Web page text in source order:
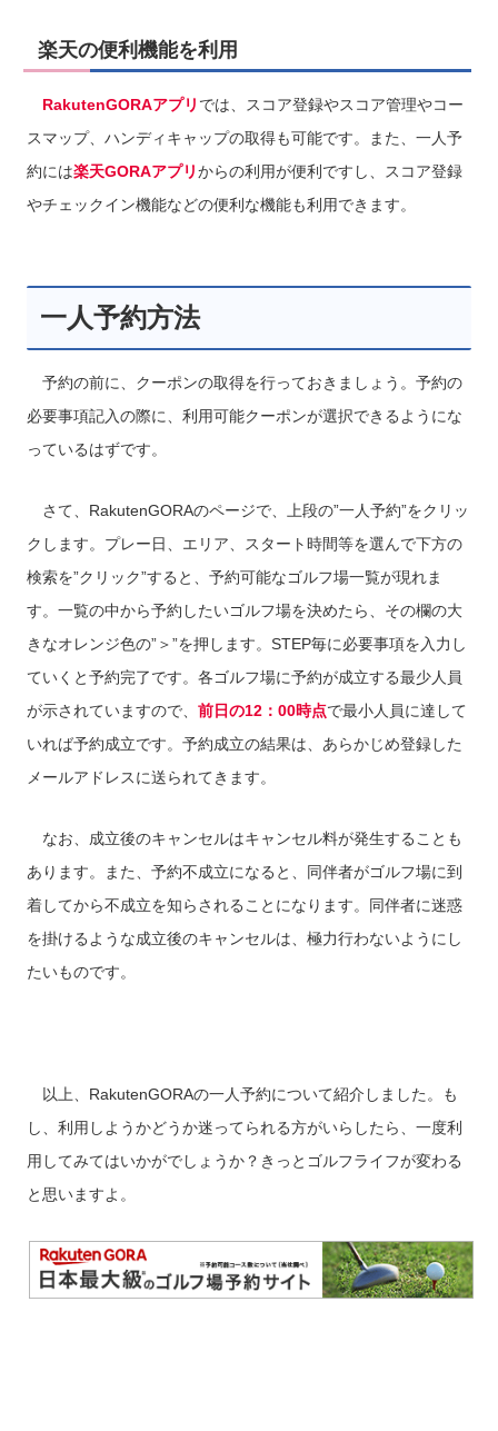
楽天の便利機能を利用
RakutenGORAアプリ では、スコア登録やスコア管理やコー
スマップ、ハンディキャップの取得も可能です。また、一人予
約には楽天GORAアプリからの利用が便利ですし、スコア登録
やチェックイン機能などの便利な機能も利用できます。
一人予約方法
予約の前に、クーポンの取得を行っておきましょう。予約の
必要事項記入の際に、利用可能クーポンが選択できるようにな
っているはずです。
さて、RakutenGORAのページで、上段の”一人予約”をクリッ
クします。プレー日、エリア、スタート時間等を選んで下方の
検索を”クリック”すると、予約可能なゴルフ場一覧が現れま
す。一覧の中から予約したいゴルフ場を決めたら、その欄の大
きなオレンジ色の”＞”を押します。STEP毎に必要事項を入力し
ていくと予約完了です。各ゴルフ場に予約が成立する最少人員
が示されていますので、 前日の12：00時点で最小人員に達して
いれば予約成立です。予約成立の結果は、あらかじめ登録した
メールアドレスに送られてきます。
なお、成立後のキャンセルはキャンセル料が発生することも
あります。また、予約不成立になると、同伴者がゴルフ場に到
着してから不成立を知らされることになります。同伴者に迷惑
を掛けるような成立後のキャンセルは、極力行わないようにし
たいものです。
以上、RakutenGORAの一人予約について紹介しました。も
し、利用しようかどうか迷ってられる方がいらしたら、一度利
用してみてはいかがでしょうか？きっとゴルフライフが変わる
と思いますよ。